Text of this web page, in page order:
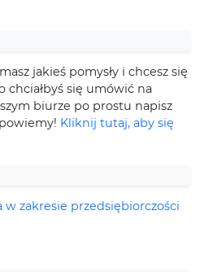
jakieś pomysły i chcesz się
chciałbyś się umówić na
biurze po prostu napisz
Kliknij tutaj, aby się
w zakresie przedsiębiorczości